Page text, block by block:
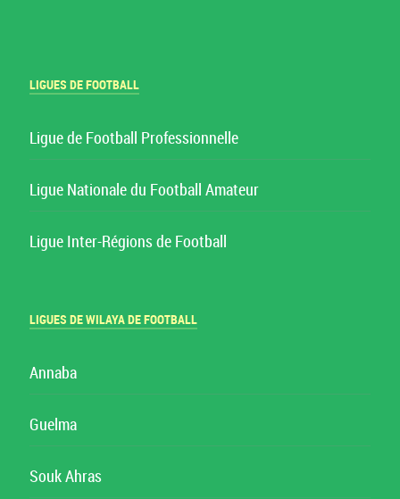
LIGUES DE FOOTBALL
Ligue de Football Professionnelle
Ligue Nationale du Football Amateur
Ligue Inter-Régions de Football
LIGUES DE WILAYA DE FOOTBALL
Annaba
Guelma
Souk Ahras